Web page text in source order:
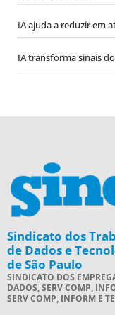
IA ajuda a reduzir em
IA transforma sinais
Sindicato dos
de Dados e
de São Paulo
SINDICATO DOS
DADOS, SERV COMP,
SERV COMP, INFORM E